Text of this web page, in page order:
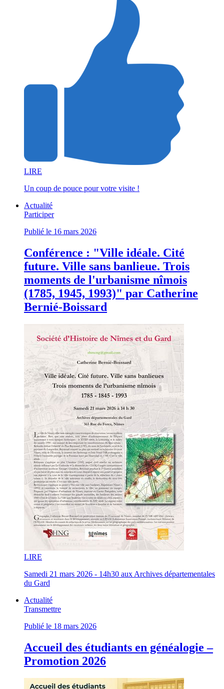
LIRE
Un coup de pouce pour votre visite !
Actualité
Participer
Publié le 16 mars 2026
Conférence : "Ville idéale. Cité
future. Ville sans banlieue. Trois
moments de l'urbanisme nîmois
(1785, 1945, 1993)" par Catherine
Bernié-Boissard
LIRE
Samedi 21 mars 2026 - 14h30 aux Archives départementales
du Gard
Actualité
Transmettre
Publié le 18 mars 2026
Accueil des étudiants en généalogie –
Promotion 2026